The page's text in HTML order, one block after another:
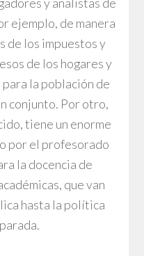
ejemplo, de manera
de los impuestos y
de los hogares y
la población de
conjunto. Por otro,
tiene un enorme
por el profesorado
la docencia de
que van
hasta la política